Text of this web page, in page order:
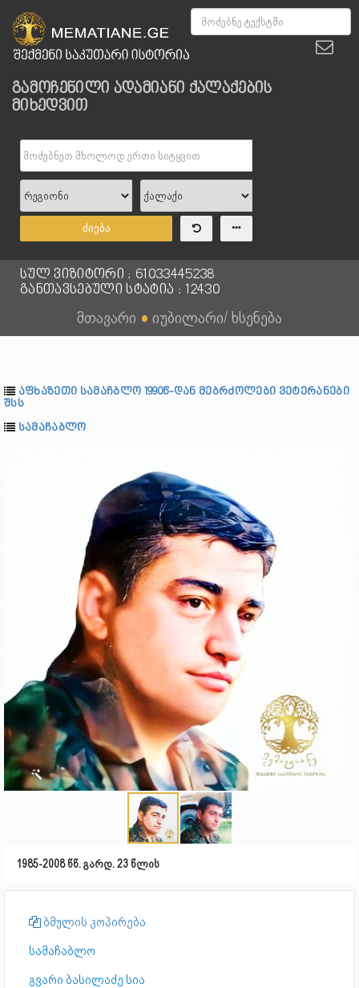
გამოჩენილი ადამიანი ქალაქების
მიხედვით
ძიება
სულ ვიზიტორი : 61033445238
განთავსებული სტატია : 12430
მთავარი ● იუბილარი/ ხსენება
აფხაზეთი სამაჩბლო 1990წ-დან მებრძოლები ვეტერანები
შსს
სამაჩაბლო
1985-2008 წწ. გარდ. 23 წლის
ბმულის კოპირება
სამაჩაბლო
გვარი ბასილაძე სია